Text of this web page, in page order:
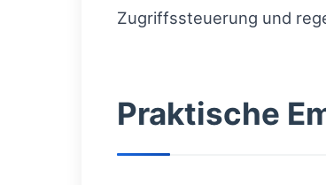
Zugriffssteuerung und
Praktische